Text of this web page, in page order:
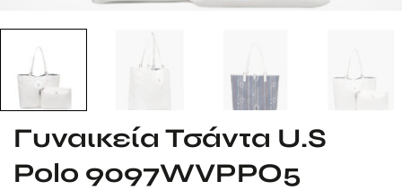
Γυναικεία Τσάντα U.S
Polo 9097WVPPO5